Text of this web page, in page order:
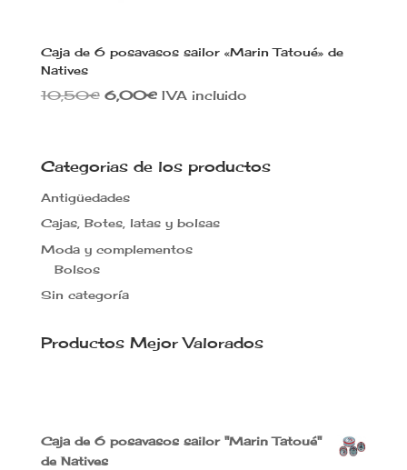
Caja de 6 posavasos sailor «Marin Tatoué» de
Natives
10,50€ El
6,00€El
6,00€.
IVA incluido
Categorias de los productos
Antigüedades
Cajas, Botes, latas y bolsas
Moda y complementos
Bolsos
Sin categoría
Productos Mejor Valorados
Caja de 6 posavasos sailor "Marin Tatoué"
de Natives